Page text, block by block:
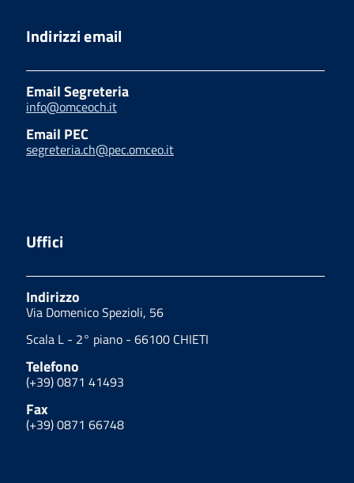
Indirizzi email
Email Segreteria
info@omceoch.it
Email PEC
segreteria.ch@pec.omceo.it
Uffici
Indirizzo
Via Domenico Spezioli, 56
Scala L - 2° piano - 66100 CHIETI
Telefono
(+39) 0871 41493
Fax
(+39) 0871 66748